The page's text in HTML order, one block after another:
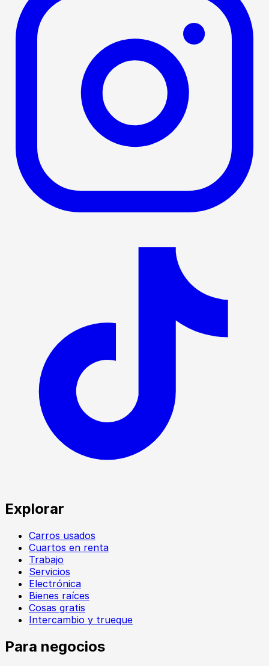
Explorar
Carros usados
Cuartos en renta
Trabajo
Servicios
Electrónica
Bienes raíces
Cosas gratis
Intercambio y trueque
Para negocios